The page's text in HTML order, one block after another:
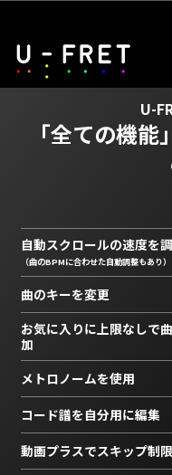
U-
「全ての機能
自動スクロールの速度を
（曲のBPMに合わせた自動調整もあり）
曲のキーを変更
お気に入りに上限なしで
加
メトロノームを使用
コード譜を自分用に編集
動画プラスでスキップ制